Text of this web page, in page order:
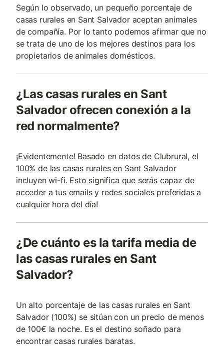
Según lo observado, un pequeño porcentaje de
casas rurales en Sant Salvador aceptan animales
de compañía. Por lo tanto podemos afirmar que no
se trata de uno de los mejores destinos para los
propietarios de animales domésticos.
¿Las casas rurales en Sant
Salvador ofrecen conexión a la
red normalmente?
¡Evidentemente! Basado en datos de Clubrural, el
100% de las casas rurales en Sant Salvador
incluyen wi-fi. Esto significa que serás capaz de
acceder a tus emails y redes sociales preferidas a
cualquier hora del día!
¿De cuánto es la tarifa media de
las casas rurales en Sant
Salvador?
Un alto porcentaje de las casas rurales en Sant
Salvador (100%) se sitúan con un precio de menos
de 100€ la noche. Es el destino soñado para
encontrar casas rurales baratas.